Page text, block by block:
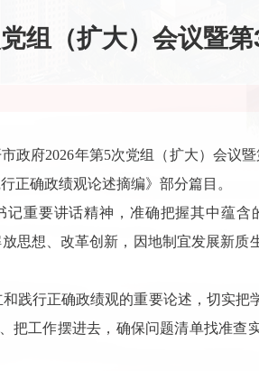
组（扩大）会议暨
政府2026年第5次党组（扩大）会议
正确政绩观论述摘编》部分篇目。
重要讲话精神，准确把握其中蕴
思想、改革创新，因地制宜发展新
践行正确政绩观的重要论述，切实
把工作摆进去，确保问题清单找准查